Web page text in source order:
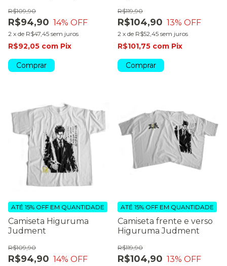
R$94,90
R$109,90
14% OFF
2 x de R$47,45 sem juros
R$92,05 com Pix
Comprar
R$104,90
R$119,90
13% OFF
2 x de R$52,45 sem juros
R$101,75 com Pix
Comprar
Camiseta Higuruma
Judment
R$94,90
R$109,90
14% OFF
ATÉ 15% OFF EM QUANTIDADE
Camiseta frente e verso
Higuruma Judment
R$104,90
R$119,90
13% OFF
ATÉ 15% OFF EM QUANTIDADE